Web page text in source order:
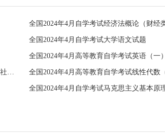
全国2024年4月自学考试大学语文试题
全国2024年4月高等教育自学考试英语（一
全国2024年4月高等教育自学考试毛泽东思想和中国特色社会主义理论体系概论试题 全国2024年4月高等教育自学考试线性代数
全国2024年4月自学考试马克思主义基本原